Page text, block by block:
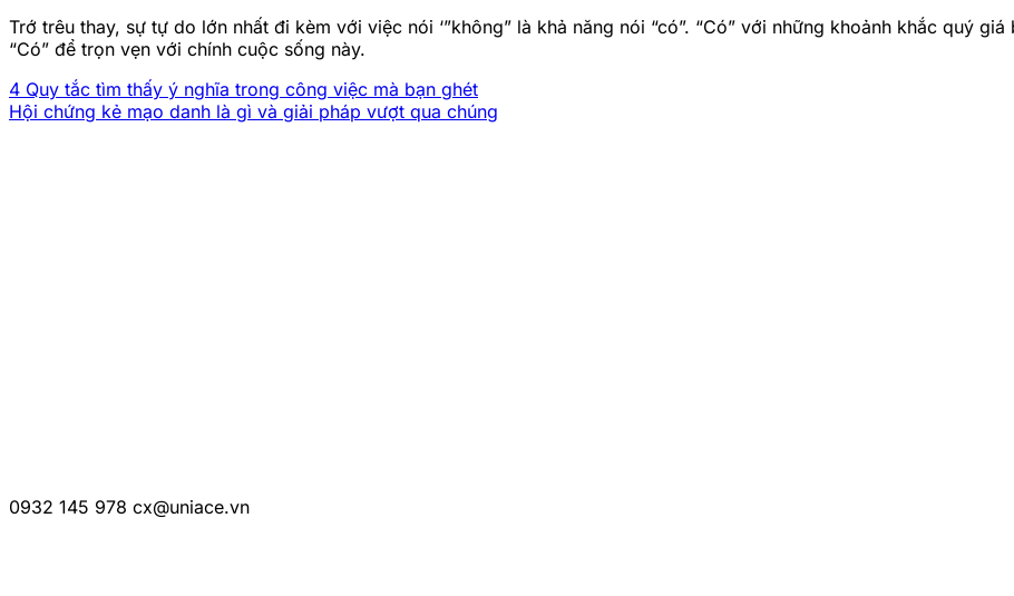
Trớ trêu thay, sự tự do lớn nhất đi kèm với việc nói ‘”không” là khả năng nói “có”. “Có” với những khoảnh khắc quý
“Có” để trọn vẹn với chính cuộc sống này.
4 Quy tắc tìm thấy ý nghĩa trong công việc mà bạn ghét
Hội chứng kẻ mạo danh là gì và giải pháp vượt qua chúng
0932 145 978 cx@uniace.vn